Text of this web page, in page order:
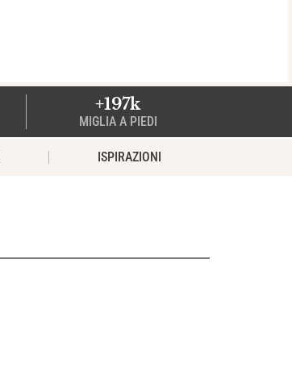
+197k
MIGLIA A PIEDI
ISPIRAZIONI